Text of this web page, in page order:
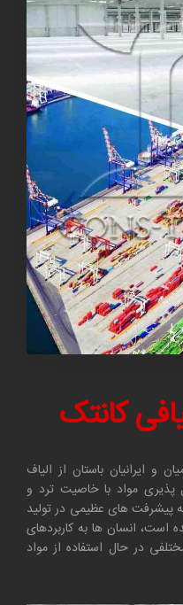
کانتک
و ایرانیان باستان از الیاف
مواد با خاصیت ترد و
پیشرفت های عظیمی در تولید
انسان ها به کاربردهای
در حال استفاده از مواد